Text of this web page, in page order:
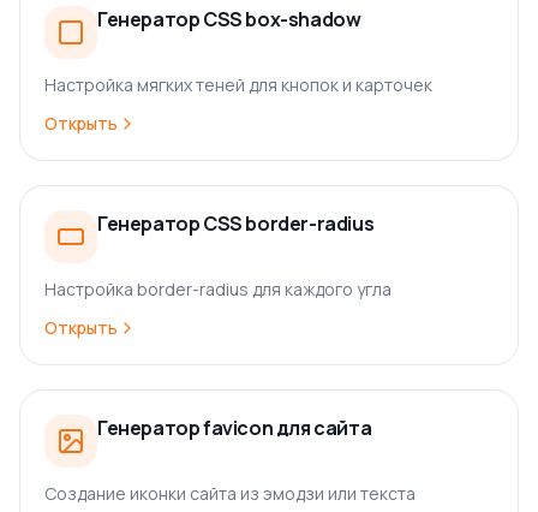
Генератор CSS box-shadow
Настройка мягких теней для кнопок и карточек
Открыть
Генератор CSS border-radius
Настройка border-radius для каждого угла
Открыть
Генератор favicon для сайта
Создание иконки сайта из эмодзи или текста